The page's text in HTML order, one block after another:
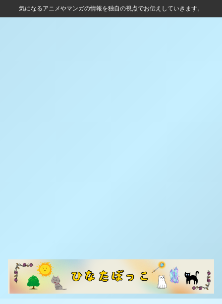
気になるアニメやマンガの情報を独自の視点でお伝えしていきます。